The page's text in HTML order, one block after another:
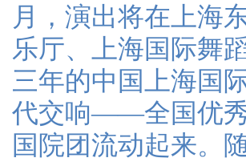
月，演出将在上海
乐厅、上海国际舞
三年的中国上海国
代交响——全国优秀
国院团流动起来。